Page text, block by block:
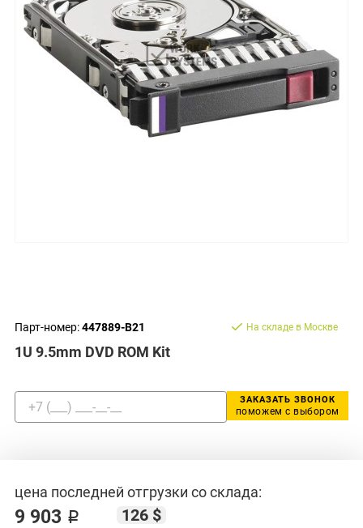
Парт-номер:447889-B21
1U 9.5mm DVD ROM Kit
На складе в Москве
ЗАКАЗАТЬ ЗВОНОК
поможем с выбором
цена последней отгрузки со склада:
9 903 ₽ 126 $